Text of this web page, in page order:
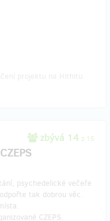
zbývá 14 z 15
psychedelické večeře
tak dobrou věc.
CZEPS.